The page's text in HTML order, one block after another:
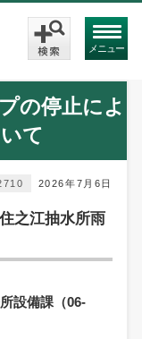
メニュー
の停止によ
て
2026年7月6日
之江抽水所雨
設備課（06-